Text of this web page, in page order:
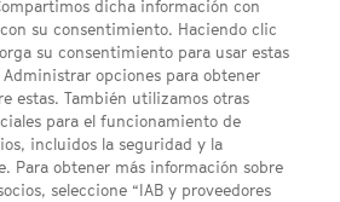
Uso
dicha información con
su consentimiento. Haciendo clic
su consentimiento para usar estas
opciones para obtener
estas. También utilizamos otras
para el funcionamiento de
incluidos la seguridad y la
Para obtener más información sobre
seleccione “IAB y proveedores